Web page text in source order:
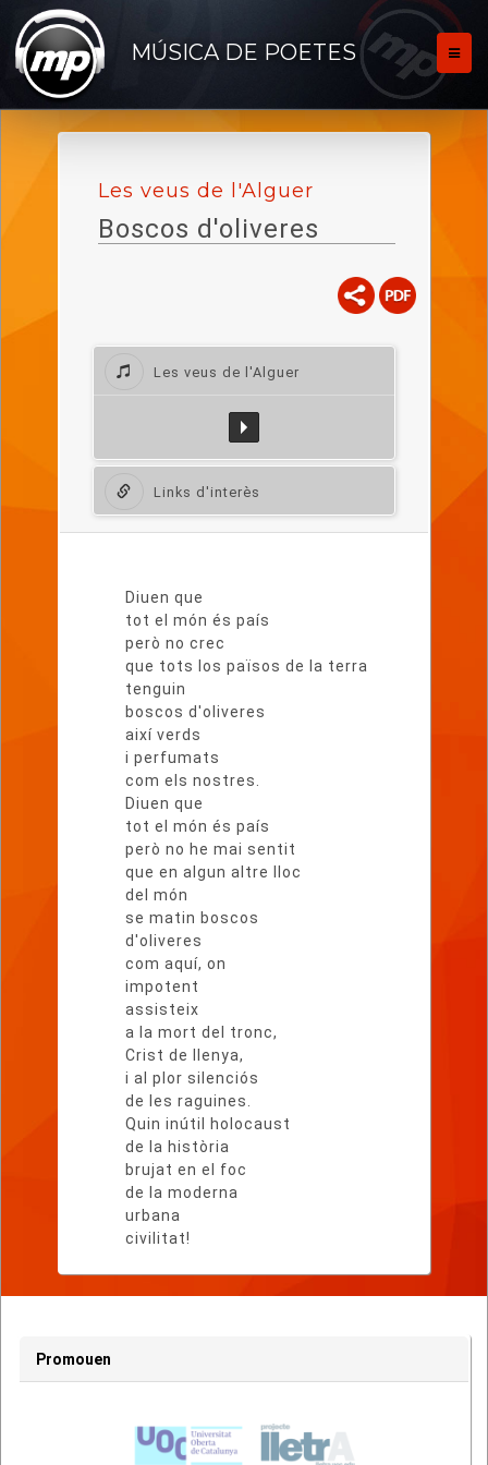
MÚSICA DE POETES
Les veus de l'Alguer
Boscos d'oliveres
Les veus de l'Alguer
Links d'interès
Diuen que
tot el món és país
però no crec
que tots los països de la terra
tenguin
boscos d'oliveres
així verds
i perfumats
com els nostres.
Diuen que
tot el món és país
però no he mai sentit
que en algun altre lloc
del món
se matin boscos
d'oliveres
com aquí, on
impotent
assisteix
a la mort del tronc,
Crist de llenya,
i al plor silenciós
de les raguines.
Quin inútil holocaust
de la història
brujat en el foc
de la moderna
urbana
civilitat!
Promouen